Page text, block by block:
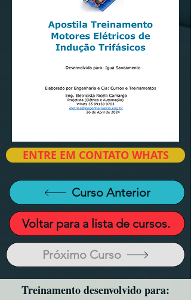
ENTRE EM CONTATO WHATS
Curso Anterior
Voltar para a lista de cursos.
Próximo Curso
Treinamento desenvolvido para: